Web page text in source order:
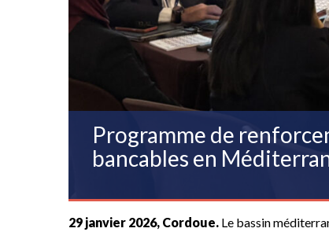
Programme de
bancables en
29 janvier 2026, Cordoue. Le bassin